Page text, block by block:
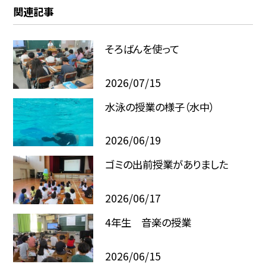
関連記事
そろばんを使って
2026/07/15
水泳の授業の様子（水中）
2026/06/19
ゴミの出前授業がありました
2026/06/17
4年生 音楽の授業
2026/06/15